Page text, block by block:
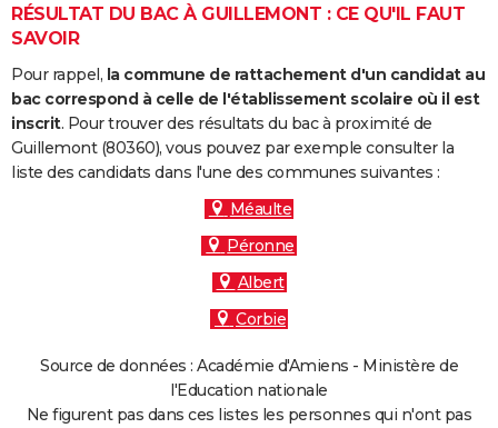
Dictionnaire
Biographies
Citations
Expressions
Proverbes
PROGRAMME TV
COPAINS D'AVANT
S'inscrire
Se connecter
Lycées
Collèges
Primaires
Universités
Entreprises
Service militaire
Avis de recherche
AVIS DE DÉCÈS
FORUM
RÉSULTAT DU BAC À GUILLEMONT : CE QU'IL FAUT
SAVOIR
Pour rappel, la commune de rattachement d'un candidat au
bac correspond à celle de l'établissement scolaire où il est
inscrit. Pour trouver des résultats du bac à proximité de
Guillemont (80360), vous pouvez par exemple consulter la
liste des candidats dans l'une des communes suivantes :
Méaulte
Péronne
Albert
Corbie
Source de données : Académie d'Amiens - Ministère de
l'Education nationale
Ne figurent pas dans ces listes les personnes qui n'ont pas